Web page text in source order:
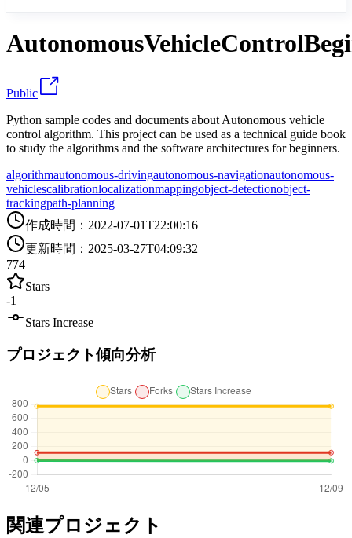
Public
Python sample codes and documents about Autonomous vehicle
control algorithm. This project can be used as a technical guide book
to study the algorithms and the software architectures for beginners.
algorithmautonomous-drivingautonomous-navigationautonomous-
vehiclescalibrationlocalizationmappingobject-detectionobject-
trackingpath-planning
作成時間 ： 2022-07-01T22:00:16
更新時間 ： 2025-03-27T04:09:32
774
Stars
-1
Stars Increase
プロジェクト傾向分析
関連プロジェクト